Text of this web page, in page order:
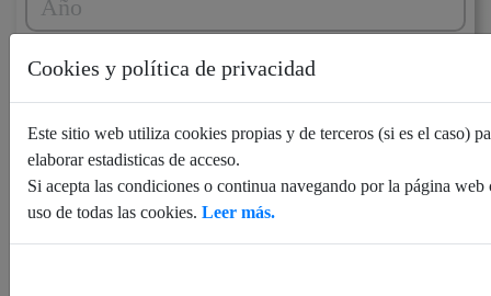
He leído y aceptola política de privacidad
de
ABSER TECHNOLOGIES
Acepto recibir comunicaciones comerciales
Cookies y política de privacidad
Este sitio web utiliza cookies propias y de terceros (si es el caso)
elaborar estadisticas de acceso.
Si acepta las condiciones o continua navegando por la página web
uso de todas las cookies. Leer más.